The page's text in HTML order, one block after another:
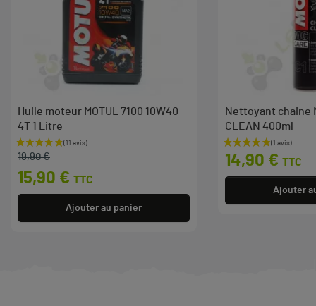
Huile moteur MOTUL 7100 10W40
4T 1 Litre
Prix de base
19,90 €
Prix
15,90 € TTC
Ajouter au panier
Nettoyant chaine
CLEAN 400ml
Prix
14,90 € TTC
Ajouter